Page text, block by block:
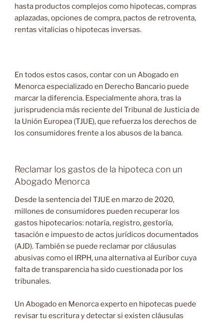
hasta productos complejos como hipotecas, compras
aplazadas, opciones de compra, pactos de retroventa,
rentas vitalicias o hipotecas inversas.
En todos estos casos, contar con un Abogado en
Menorca especializado en Derecho Bancario puede
marcar la diferencia. Especialmente ahora, tras la
jurisprudencia más reciente del Tribunal de Justicia de
la Unión Europea (TJUE), que refuerza los derechos de
los consumidores frente a los abusos de la banca.
Reclamar los gastos de la hipoteca con un
Abogado Menorca
Desde la sentencia del TJUE en marzo de 2020,
millones de consumidores pueden recuperar los
gastos hipotecarios: notaría, registro, gestoría,
tasación e impuesto de actos jurídicos documentados
(AJD). También se puede reclamar por cláusulas
abusivas como el IRPH, una alternativa al Euríbor cuya
falta de transparencia ha sido cuestionada por los
tribunales.
Un Abogado en Menorca experto en hipotecas puede
revisar tu escritura y detectar si existen cláusulas